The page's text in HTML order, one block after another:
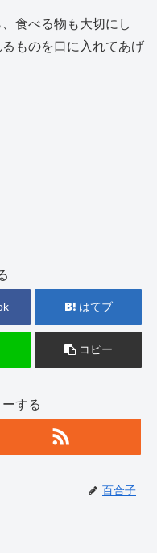
食べる物も大切にし
ものを口に入れてあげ
はてブ
コピー
する
百合子